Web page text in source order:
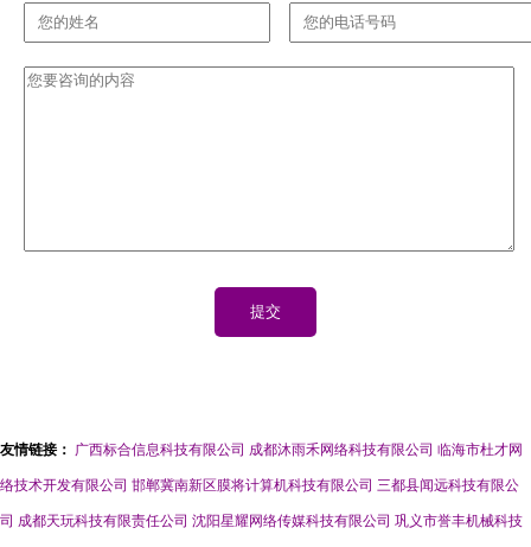
友情链接： 广西标合信息科技有限公司 成都沐雨禾网络科技有限公司 临海市杜才网
络技术开发有限公司 邯郸冀南新区膜将计算机科技有限公司 三都县闻远科技有限公
司 成都天玩科技有限责任公司 沈阳星耀网络传媒科技有限公司 巩义市誉丰机械科技